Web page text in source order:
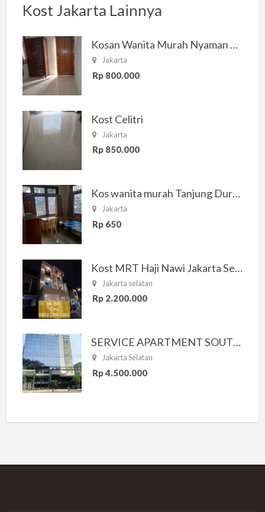
Kost Jakarta Lainnya
Kosan Wanita Murah Nyaman di Jakarta Selatan
Jakarta
Rp 800.000
Kost Celitri
Jakarta
Rp 850.000
Kos wanita murah Tanjung Duren Jakarta Barat
Jakarta
Rp 650
Kost MRT Haji Nawi Jakarta Selatan
Jakarta selatan
Rp 2.200.000
SERVICE APARTMENT SOUTH RESIDENCE
Jakarta Selatan
Rp 4.500.000